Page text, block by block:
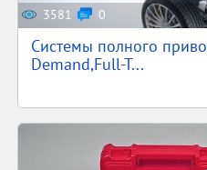
3581 0
Системы полного
Demand,Full-T...